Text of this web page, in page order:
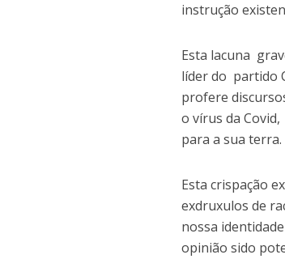
instrução
Esta lacuna
líder do partido
profere
o vírus da
para a sua terra.
Esta crispação
exdruxulos de
nossa
opinião sido